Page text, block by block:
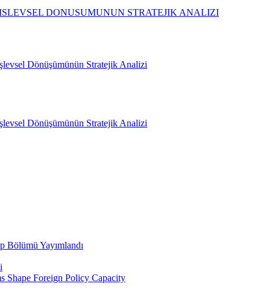
DONUSUMUNUN STRATEJIK ANALIZI
Bölümü Yayımlandı
Shape Foreign Policy Capacity